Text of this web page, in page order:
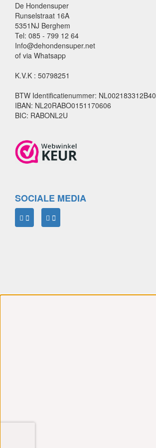
De Hondensuper
Runselstraat 16A
5351NJ Berghem
Tel: 085 - 799 12 64
Info@dehondensuper.net
of via Whatsapp
K.V.K : 50798251
BTW Identificatienummer: NL002183312B40
IBAN: NL20RABO0151170606
BIC: RABONL2U
SOCIALE MEDIA